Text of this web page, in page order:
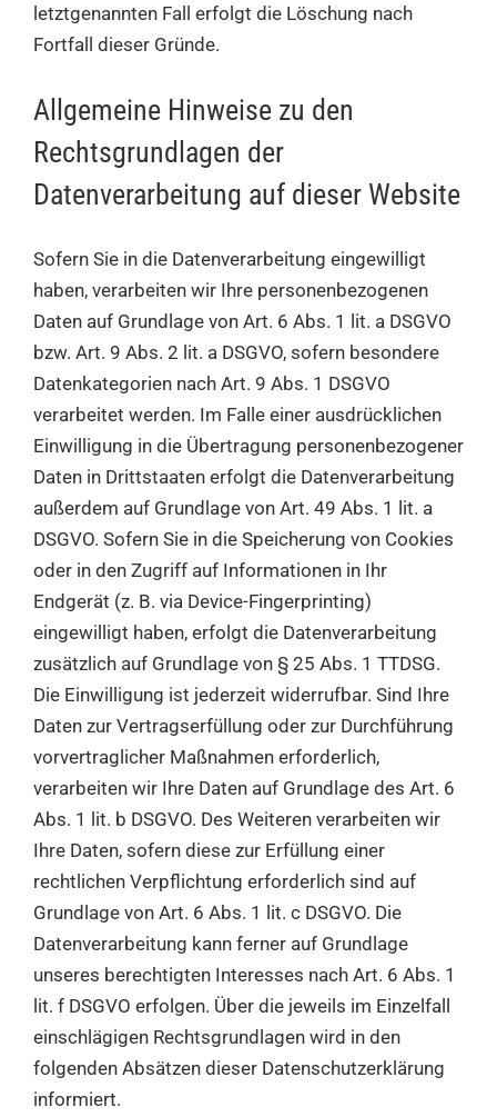
letztgenannten Fall erfolgt die Löschung nach
Fortfall dieser Gründe.
Allgemeine Hinweise zu den
Rechtsgrundlagen der
Datenverarbeitung auf dieser Website
Sofern Sie in die Datenverarbeitung eingewilligt
haben, verarbeiten wir Ihre personenbezogenen
Daten auf Grundlage von Art. 6 Abs. 1 lit. a DSGVO
bzw. Art. 9 Abs. 2 lit. a DSGVO, sofern besondere
Datenkategorien nach Art. 9 Abs. 1 DSGVO
verarbeitet werden. Im Falle einer ausdrücklichen
Einwilligung in die Übertragung personenbezogener
Daten in Drittstaaten erfolgt die Datenverarbeitung
außerdem auf Grundlage von Art. 49 Abs. 1 lit. a
DSGVO. Sofern Sie in die Speicherung von Cookies
oder in den Zugriff auf Informationen in Ihr
Endgerät (z. B. via Device-Fingerprinting)
eingewilligt haben, erfolgt die Datenverarbeitung
zusätzlich auf Grundlage von § 25 Abs. 1 TTDSG.
Die Einwilligung ist jederzeit widerrufbar. Sind Ihre
Daten zur Vertragserfüllung oder zur Durchführung
vorvertraglicher Maßnahmen erforderlich,
verarbeiten wir Ihre Daten auf Grundlage des Art. 6
Abs. 1 lit. b DSGVO. Des Weiteren verarbeiten wir
Ihre Daten, sofern diese zur Erfüllung einer
rechtlichen Verpflichtung erforderlich sind auf
Grundlage von Art. 6 Abs. 1 lit. c DSGVO. Die
Datenverarbeitung kann ferner auf Grundlage
unseres berechtigten Interesses nach Art. 6 Abs. 1
lit. f DSGVO erfolgen. Über die jeweils im Einzelfall
einschlägigen Rechtsgrundlagen wird in den
folgenden Absätzen dieser Datenschutzerklärung
informiert.